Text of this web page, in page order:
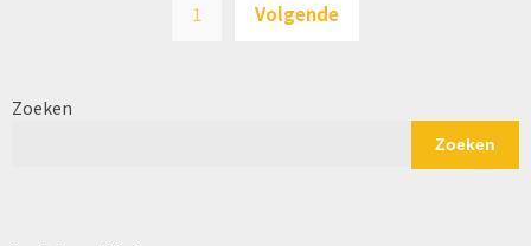
paginering
1 Volgende
Zoeken
Zoeken